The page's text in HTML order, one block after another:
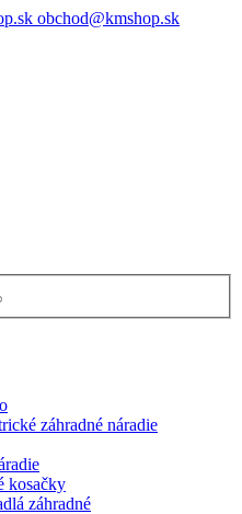
obchod@kmshop.sk
záhradné náradie
kosačky
záhradné